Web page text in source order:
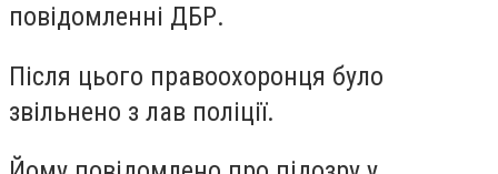
повідомленні ДБР.
Після цього правоохоронця було
звільнено з лав поліції.